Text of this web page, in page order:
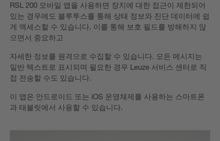
RSL 200 모바일 앱을 사용하면 장치에 대한 접근이 제한되어
있는 경우에도 블루투스를 통해 상태 정보와 진단 데이터에 쉽
게 액세스할 수 있습니다. 이를 통해 보호 필드를 방해하지 않
으면서 중요하고
자세한 정보를 원격으로 수집할 수 있습니다. 모든 메시지는
일반 텍스트로 표시되며 필요한 경우 Leuze 서비스 센터로 직
접 전송할 수도 있습니다.
이 앱은 안드로이드 또는 iOS 운영체제를 사용하는 스마트폰
과 태블릿에서 사용할 수 있습니다.